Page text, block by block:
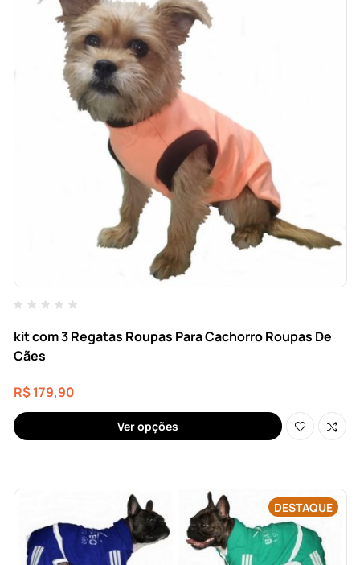
kit com 3 Regatas Roupas Para Cachorro Roupas De
Cães
R$179,90
Ver opções
DESTAQUE